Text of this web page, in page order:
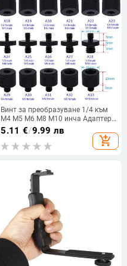
Винт за преобразуване 1/4 към
M4 M5 M6 M8 M10 инча Адаптер
за скоба за проектор Аксесоари
за фотография за фотоапарат
Статив Ballhead
5.11 €/9.99 лв
add_shopping_cart